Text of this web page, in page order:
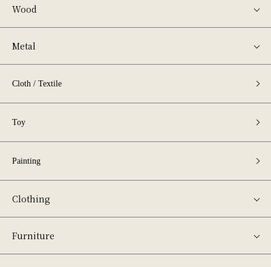
Wood
Metal
Cloth / Textile
Toy
Painting
Clothing
Furniture